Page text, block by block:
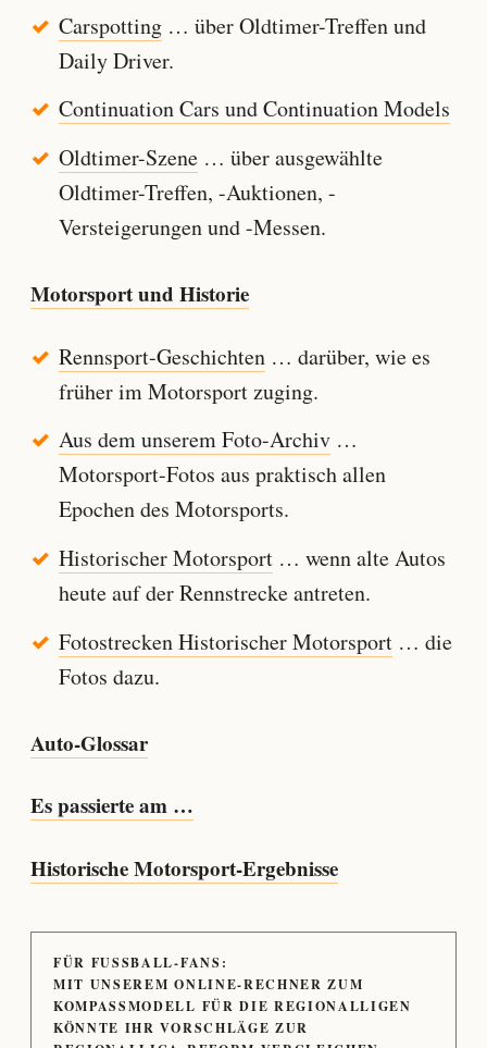
Carspotting… über Oldtimer-Treffen und
Daily Driver.
Continuation Cars und Continuation Models
Oldtimer-Szene… über ausgewählte
Oldtimer-Treffen, -Auktionen, -
Versteigerungen und -Messen.
Motorsport und Historie
Rennsport-Geschichten… darüber, wie es
früher im Motorsport zuging.
Aus dem unserem Foto-Archiv…
Motorsport-Fotos aus praktisch allen
Epochen des Motorsports.
Historischer Motorsport… wenn alte Autos
heute auf der Rennstrecke antreten.
Fotostrecken Historischer Motorsport… die
Fotos dazu.
Auto-Glossar
Es passierte am …
Historische Motorsport-Ergebnisse
FÜR FUSSBALL-FANS:
MIT UNSEREM ONLINE-RECHNER ZUM
KOMPASSMODELL FÜR DIE REGIONALLIGEN
KÖNNTE IHR VORSCHLÄGE ZUR